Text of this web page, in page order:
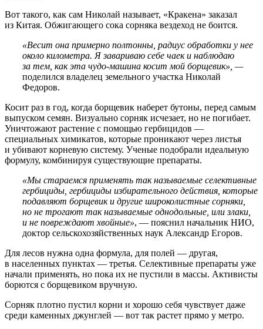
Вот такого, как сам Николай называет, «Кракена» заказал
из Китая. Обжигающего сока сорняка вездеход не боится.
«Весит она примерно полтонны, радиус обработки у нее
около километра. Я завариваю себе чаек и наблюдаю
за тем, как эта чудо-машина косит мой борщевик», —
поделился владелец земельного участка Николай
Федоров.
Косит раз в год, когда борщевик наберет бутоны, перед самым
выпуском семян. Визуально сорняк исчезает, но не погибает.
Уничтожают растение с помощью гербицидов —
специальных химикатов, которые проникают через листья
и убивают корневую систему. Ученые подобрали идеальную
формулу, комбинируя существующие препараты.
«Мы стараемся применять так называемые селективные
гербициды, гербициды избирательного действия, которые
подавляют борщевик и другие широколистные сорняки,
но не трогают так называемые однодольные, или злаки,
и не повреждают хвойные», — пояснил начальник НИО,
доктор сельскохозяйственных наук Александр Егоров.
Для лесов нужна одна формула, для полей — другая,
в населенных пунктах — третья. Селективные препараты уже
начали применять, но пока их не пустили в массы. Активисты
борются с борщевиком вручную.
Сорняк плотно пустил корни и хорошо себя чувствует даже
среди каменных джунглей — вот так растет прямо у метро.